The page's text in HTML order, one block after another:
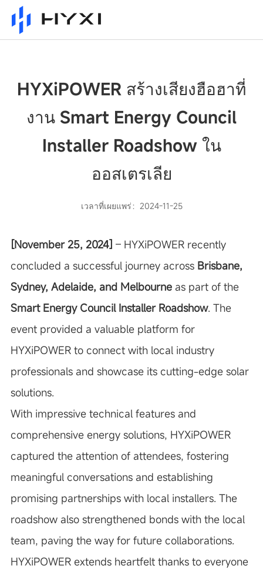
HYXiPOWER สร้างเสียงฮือฮาที่
งาน Smart Energy Council
Installer Roadshow ใน
ออสเตรเลีย
เวลาที่เผยแพร่：2024-11-25
[November 25, 2024] – HYXiPOWER recently
concluded a successful journey across Brisbane,
Sydney, Adelaide, and Melbourneas part of the
Smart Energy Council Installer Roadshow. The
event provided a valuable platform for
HYXiPOWER to connect with local industry
professionals and showcase its cutting-edge solar
solutions.
With impressive technical features and
comprehensive energy solutions, HYXiPOWER
captured the attention of attendees, fostering
meaningful conversations and establishing
promising partnerships with local installers. The
roadshow also strengthened bonds with the local
team, paving the way for future collaborations.
HYXiPOWER extends heartfelt thanks to everyone